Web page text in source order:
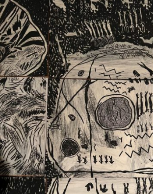
Configuración de cookies
Universidad de los Andes | Vigilada
Reconocimiento como universidad: Decreto
de mayo de 1964. Reconocimiento de
Resolución 28 del 23 de febrero de 1949,
Acreditación institucional de alta calidad, 10
Resolución 000194 del 16 de enero del 2025.
Ext. 2626
Posgrados
Ext. 4925
Educación
Continua
Ext. 4795